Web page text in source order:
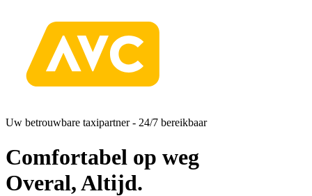
Uw betrouwbare taxipartner - 24/7 bereikbaar
Comfortabel op weg
Overal,Altijd.